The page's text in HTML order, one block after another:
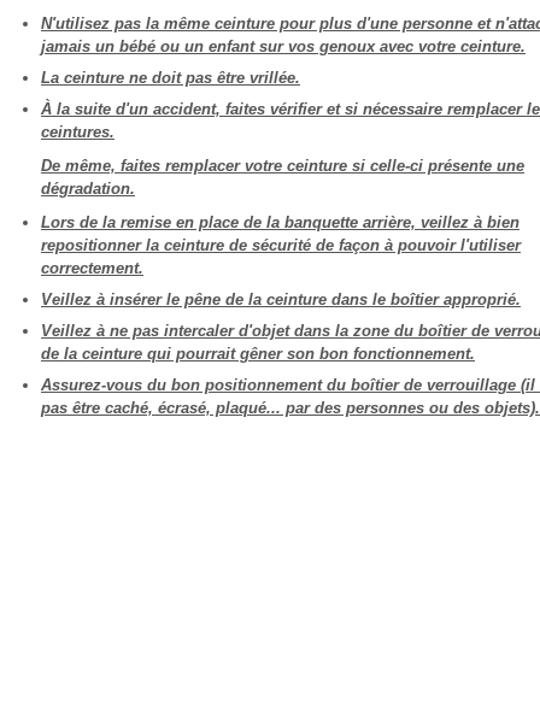
N'utilisez pas la même ceinture pour plus d'une personne et
jamais un bébé ou un enfant sur vos genoux avec votre ceinture.
La ceinture ne doit pas être vrillée.
À la suite d'un accident, faites vérifier et si nécessaire remplacer
ceintures.
De même, faites remplacer votre ceinture si celle-ci présente une
dégradation.
Lors de la remise en place de la banquette arrière, veillez à bien
repositionner la ceinture de sécurité de façon à pouvoir l'utiliser
correctement.
Veillez à insérer le pêne de la ceinture dans le boîtier approprié.
Veillez à ne pas intercaler d'objet dans la zone du boîtier de
de la ceinture qui pourrait gêner son bon fonctionnement.
Assurez-vous du bon positionnement du boîtier de verrouillage (il
pas être caché, écrasé, plaqué... par des personnes ou des objets).